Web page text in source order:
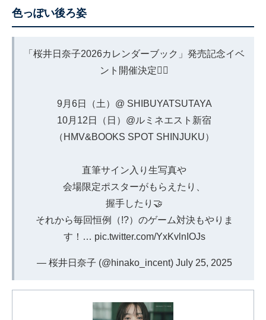
色っぽい後ろ姿
「桜井日奈子2026カレンダーブック」発売記念イベ
ント開催決定🙋‍♀️
9月6日（土）@ SHIBUYATSUTAYA
10月12日（日）@ルミネエスト新宿
（HMV&BOOKS SPOT SHINJUKU）
直筆サイン入り生写真や
会場限定ポスターがもらえたり、
握手したり🤝
それから毎回恒例（!?）のゲーム対決もやりま
す！… pic.twitter.com/YxKvlnIOJs
— 桜井日奈子 (@hinako_incent) July 25, 2025